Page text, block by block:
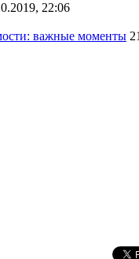
22:06
важные моменты